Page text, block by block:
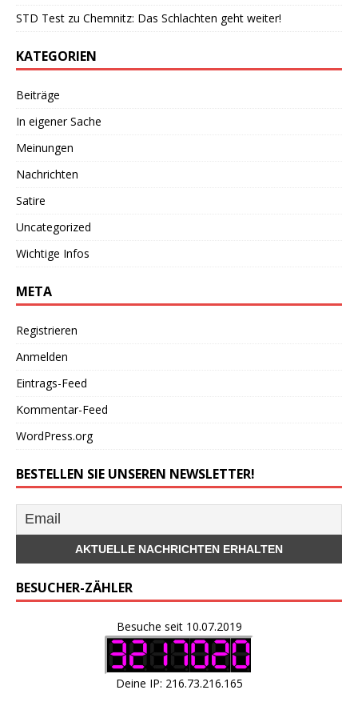
STD Test zu Chemnitz: Das Schlachten geht weiter!
KATEGORIEN
Beiträge
In eigener Sache
Meinungen
Nachrichten
Satire
Uncategorized
Wichtige Infos
META
Registrieren
Anmelden
Eintrags-Feed
Kommentar-Feed
WordPress.org
BESTELLEN SIE UNSEREN NEWSLETTER!
BESUCHER-ZÄHLER
Besuche seit 10.07.2019
Deine IP: 216.73.216.165